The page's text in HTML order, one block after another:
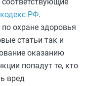
РФ.
охране здоровья
статьи так и
оказанию
попадут те, кто
вред